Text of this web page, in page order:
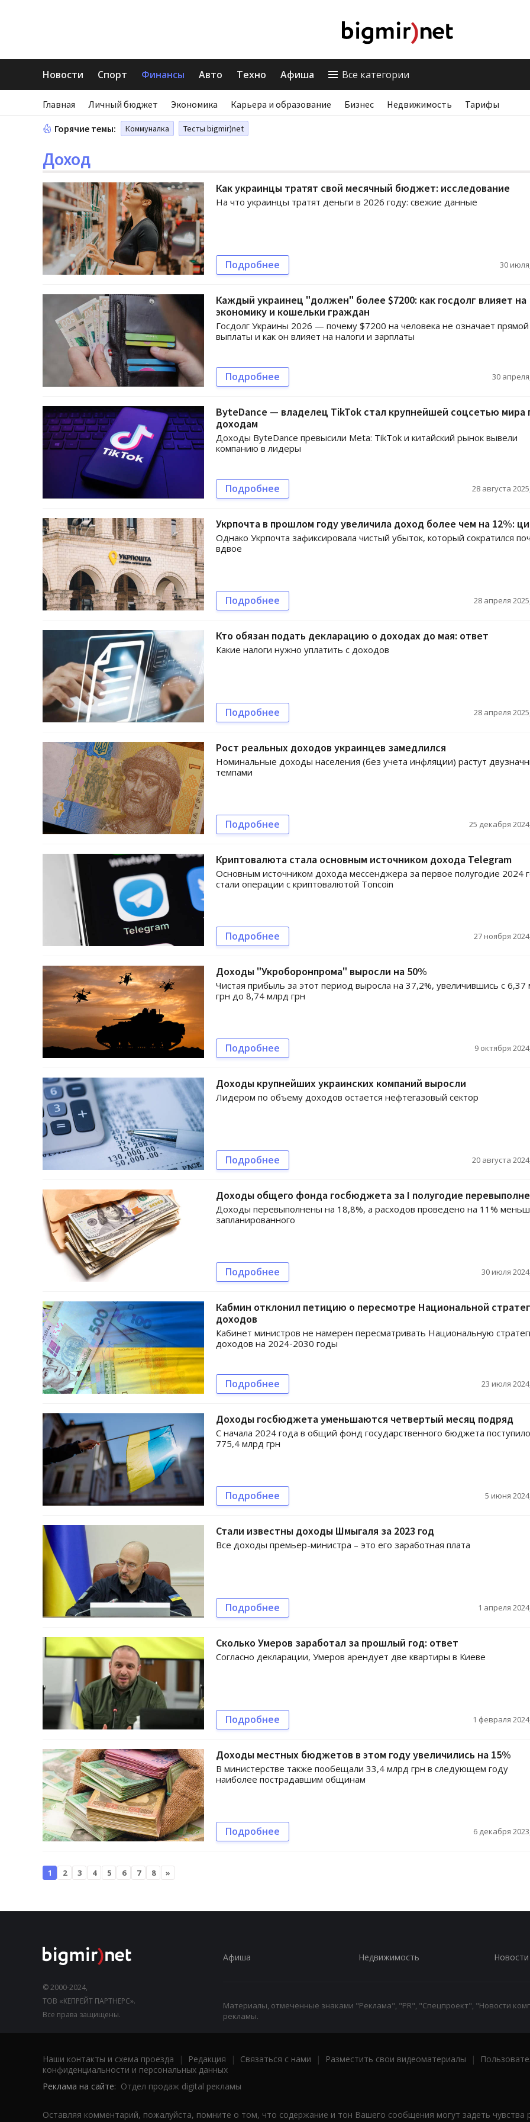
Новости Спорт Финансы Авто Техно Афиша Все категории
Главная Личный бюджет Экономика Карьера и образование Бизнес Недвижимость Тарифы
Горячие темы: Коммуналка Тесты bigmir)net
Доход
Как украинцы тратят свой месячный бюджет: исследование
На что украинцы тратят деньги в 2026 году: свежие данные
Подробнее 30
Каждый украинец "должен" более $7200: как госдолг влияет на
экономику и кошельки граждан
Госдолг Украины 2026 — почему $7200 на человека не означает прямой
выплаты и как он влияет на налоги и зарплаты
Подробнее 30
ByteDance — владелец TikTok стал крупнейшей соцсетью мира
доходам
Доходы ByteDance превысили Meta: TikTok и китайский рынок вывели
компанию в лидеры
Подробнее 28 августа
Укрпочта в прошлом году увеличила доход более чем на 12%:
Однако Укрпочта зафиксировала чистый убыток, который сократился
вдвое
Подробнее 28 апреля
Кто обязан подать декларацию о доходах до мая: ответ
Какие налоги нужно уплатить с доходов
Подробнее 28 апреля
Рост реальных доходов украинцев замедлился
Номинальные доходы населения (без учета инфляции) растут
темпами
Подробнее 25 декабря
Криптовалюта стала основным источником дохода Telegram
Основным источником дохода мессенджера за первое полугодие 2024
стали операции с криптовалютой Toncoin
Подробнее 27 ноября
Доходы "Укроборонпрома" выросли на 50%
Чистая прибыль за этот период выросла на 37,2%, увеличившись с 6,37
грн до 8,74 млрд грн
Подробнее 9 октября
Доходы крупнейших украинских компаний выросли
Лидером по объему доходов остается нефтегазовый сектор
Подробнее 20 августа
Доходы общего фонда госбюджета за I полугодие
Доходы перевыполнены на 18,8%, а расходов проведено на 11%
запланированного
Подробнее 30 июля
Кабмин отклонил петицию о пересмотре Национальной
доходов
Кабинет министров не намерен пересматривать Национальную
доходов на 2024-2030 годы
Подробнее 23 июля
Доходы госбюджета уменьшаются четвертый месяц подряд
С начала 2024 года в общий фонд государственного бюджета поступило
775,4 млрд грн
Подробнее 5 июня
Стали известны доходы Шмыгаля за 2023 год
Все доходы премьер-министра – это его заработная плата
Подробнее 1 апреля
Сколько Умеров заработал за прошлый год: ответ
Согласно декларации, Умеров арендует две квартиры в Киеве
Подробнее 1 февраля
Доходы местных бюджетов в этом году увеличились на 15%
В министерстве также пообещали 33,4 млрд грн в следующем году
наиболее пострадавшим общинам
Подробнее 6 декабря
1 2 3 4 5 6 7 8 »
© 2000-2024,
ТОВ «КЕПРЕЙТ ПАРТНЕРС».
Все права защищены.
Афиша Недвижимость Новости
Материалы, отмеченные знаками "Реклама", "PR", "Спецпроект", "Новости
рекламы.
Наши контакты и схема проезда | Редакция | Связаться с нами | Разместить свои видеоматериалы |
конфиденциальности и персональных данных
Реклама на сайте: Отдел продаж digital рекламы
Оставляя комментарий, пожалуйста, помните о том, что содержание и тон Вашего сообщения могут задеть чувства